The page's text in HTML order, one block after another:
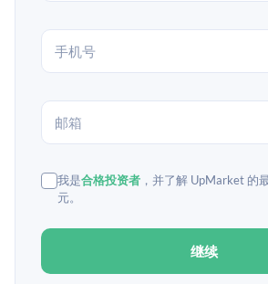
我是合格投资者 ，并了解 UpMarket 的
元。
继续